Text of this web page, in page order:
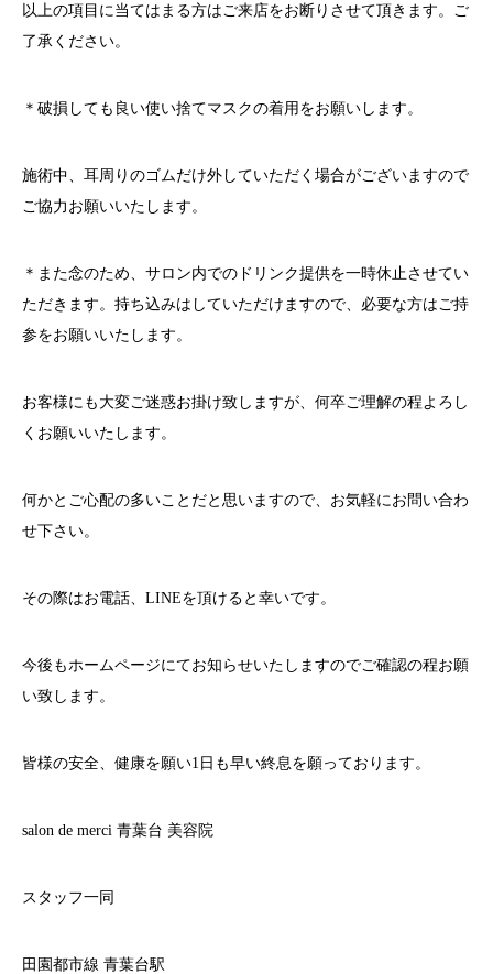
以上の項目に当てはまる方はご来店をお断りさせて頂きます。ご
了承ください。
＊破損しても良い使い捨てマスクの着用をお願いします。
施術中、耳周りのゴムだけ外していただく場合がございますので
ご協力お願いいたします。
＊また念のため、サロン内でのドリンク提供を一時休止させてい
ただきます。持ち込みはしていただけますので、必要な方はご持
参をお願いいたします。
お客様にも大変ご迷惑お掛け致しますが、何卒ご理解の程よろし
くお願いいたします。
何かとご心配の多いことだと思いますので、お気軽にお問い合わ
せ下さい。
その際はお電話、 LINEを頂けると幸いです。
今後もホームページにてお知らせいたしますのでご確認の程お願
い致します。
皆様の安全、健康を願い1 日も早い終息を願っております。
salon de merci 青葉台 美容院
スタッフ一同
田園都市線 青葉台駅